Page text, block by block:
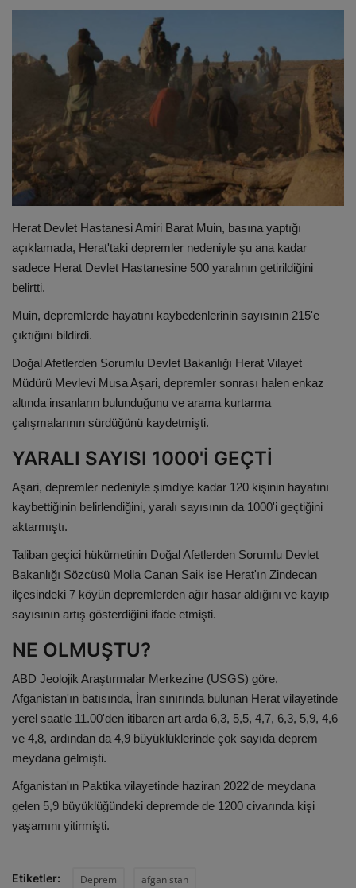
ULUSLARARASI
SAĞLIK VE YAŞAM TARZI
SPOR
SEYAHAT
EĞİTİM
GALERİ
VİDEO
Herat Devlet Hastanesi Amiri Barat Muin, basına yaptığı
açıklamada, Herat'taki depremler nedeniyle şu ana kadar
sadece Herat Devlet Hastanesine 500 yaralının getirildiğini
belirtti.
Muin, depremlerde hayatını kaybedenlerinin sayısının 215'e
çıktığını bildirdi.
Doğal Afetlerden Sorumlu Devlet Bakanlığı Herat Vilayet
Müdürü Mevlevi Musa Aşari, depremler sonrası halen enkaz
altında insanların bulunduğunu ve arama kurtarma
çalışmalarının sürdüğünü kaydetmişti.
YARALI SAYISI 1000'İ GEÇTİ
Aşari, depremler nedeniyle şimdiye kadar 120 kişinin hayatını
kaybettiğinin belirlendiğini, yaralı sayısının da 1000'i geçtiğini
aktarmıştı.
Taliban geçici hükümetinin Doğal Afetlerden Sorumlu Devlet
Bakanlığı Sözcüsü Molla Canan Saik ise Herat'ın Zindecan
ilçesindeki 7 köyün depremlerden ağır hasar aldığını ve kayıp
sayısının artış gösterdiğini ifade etmişti.
NE OLMUŞTU?
ABD Jeolojik Araştırmalar Merkezine (USGS) göre,
Afganistan'ın batısında, İran sınırında bulunan Herat vilayetinde
yerel saatle 11.00'den itibaren art arda 6,3, 5,5, 4,7, 6,3, 5,9, 4,6
ve 4,8, ardından da 4,9 büyüklüklerinde çok sayıda deprem
meydana gelmişti.
Afganistan'ın Paktika vilayetinde haziran 2022'de meydana
gelen 5,9 büyüklüğündeki depremde de 1200 civarında kişi
yaşamını yitirmişti.
Etiketler: Deprem afganistan